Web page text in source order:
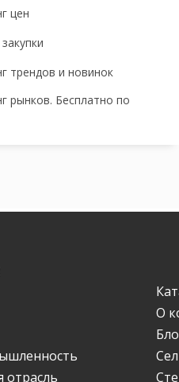
цен
трендов и новинок
рынков. Бесплатно по
О
отрасль